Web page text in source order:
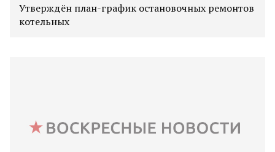
Утверждён план-график остановочных ремонтов
котельных